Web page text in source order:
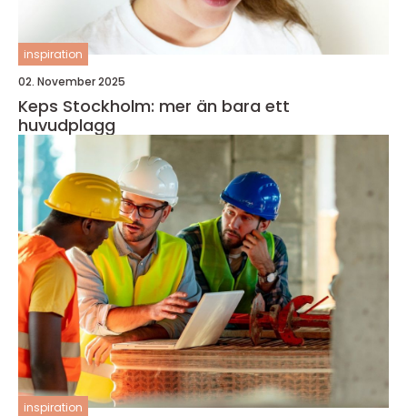
inspiration
02. November 2025
Keps Stockholm: mer än bara ett
huvudplagg
inspiration